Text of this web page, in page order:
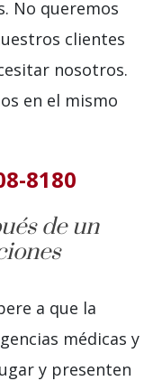
No queremos
clientes
nosotros.
en el mismo
8180
de un
a que la
médicas y
y presenten